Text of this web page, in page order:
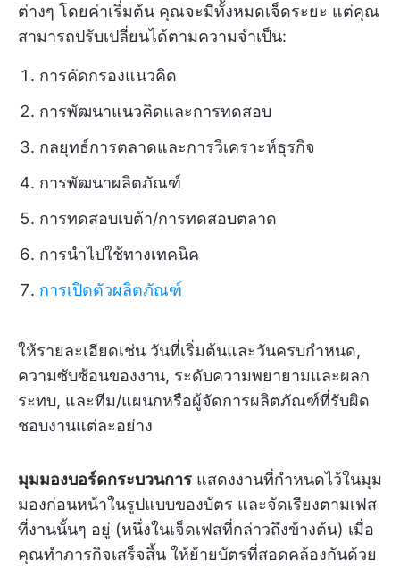
ต่างๆ โดยค่าเริ่มต้น คุณจะมีทั้งหมดเจ็ดระยะ แต่คุณ
สามารถปรับเปลี่ยนได้ตามความจำเป็น:
การคัดกรองแนวคิด
การพัฒนาแนวคิดและการทดสอบ
กลยุทธ์การตลาดและการวิเคราะห์ธุรกิจ
การพัฒนาผลิตภัณฑ์
การทดสอบเบต้า/การทดสอบตลาด
การนำไปใช้ทางเทคนิค
การเปิดตัวผลิตภัณฑ์
ให้รายละเอียดเช่น วันที่เริ่มต้นและวันครบกำหนด,
ความซับซ้อนของงาน, ระดับความพยายามและผลก
ระทบ, และทีม/แผนกหรือผู้จัดการผลิตภัณฑ์ที่รับผิด
ชอบงานแต่ละอย่าง
มุมมองบอร์ดกระบวนการ แสดงงานที่กำหนดไว้ในมุม
มองก่อนหน้าในรูปแบบของบัตร และจัดเรียงตามเฟส
ที่งานนั้นๆ อยู่ (หนึ่งในเจ็ดเฟสที่กล่าวถึงข้างต้น) เมื่อ
คุณทำภารกิจเสร็จสิ้น ให้ย้ายบัตรที่สอดคล้องกันด้วย